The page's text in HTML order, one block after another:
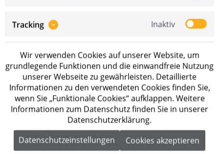
Tracking Inaktiv
Wir verwenden Cookies auf unserer Website, um
grundlegende Funktionen und die einwandfreie Nutzung
unserer Webseite zu gewährleisten. Detaillierte
Informationen zu den verwendeten Cookies finden Sie,
wenn Sie „Funktionale Cookies“ aufklappen. Weitere
Informationen zum Datenschutz finden Sie in unserer
Datenschutzerklärung.
Datenschutzeinstellungen
Cookies akzeptieren